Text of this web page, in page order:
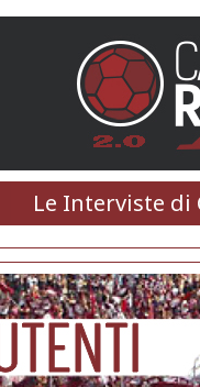
Le Interviste di